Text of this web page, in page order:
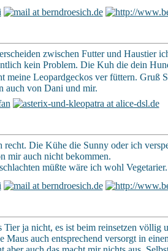
zwischen Futter und Haustier
kein Problem. Die Kuh die dein
meine Leopardgeckos ver füttern. Gruß
auch von Dani und mir.
recht. Die Kühe die Sunny oder ich
mir auch nicht bekommen.
müßte wäre ich wohl Vegetarier.
Tier ja nicht, es ist beim reinsetzen völlig
Maus auch entsprechend versorgt in